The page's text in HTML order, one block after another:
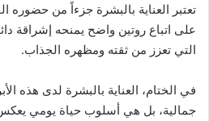
تعتبر العناية بالبشرة جزءاً من
على اتباع روتين واضح يمنحه إشراقة
التي تعزز من ثقته ومظهره الجذاب.
في الختام، العناية بالبشرة لدى هذه
جمالية، بل هي أسلوب حياة يومي يعكس